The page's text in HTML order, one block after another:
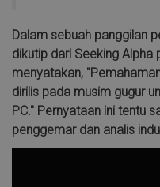
Dalam sebuah panggilan
dikutip dari Seeking Alpha
menyatakan,
dirilis pada musim gugur
PC." Pernyataan ini tentu
penggemar dan analis